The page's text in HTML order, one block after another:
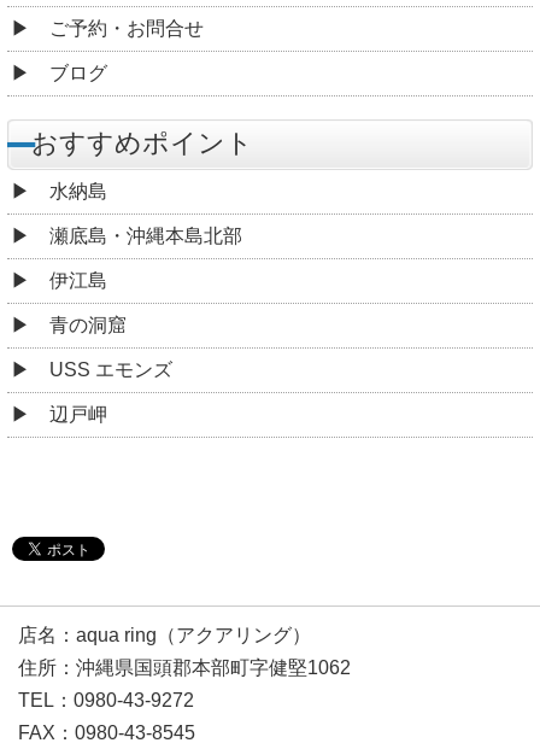
ご予約・お問合せ
ブログ
おすすめポイント
水納島
瀬底島・沖縄本島北部
伊江島
青の洞窟
USS エモンズ
辺戸岬
店名：aqua ring（アクアリング）
住所：沖縄県国頭郡本部町字健堅1062
TEL：0980-43-9272
FAX：0980-43-8545